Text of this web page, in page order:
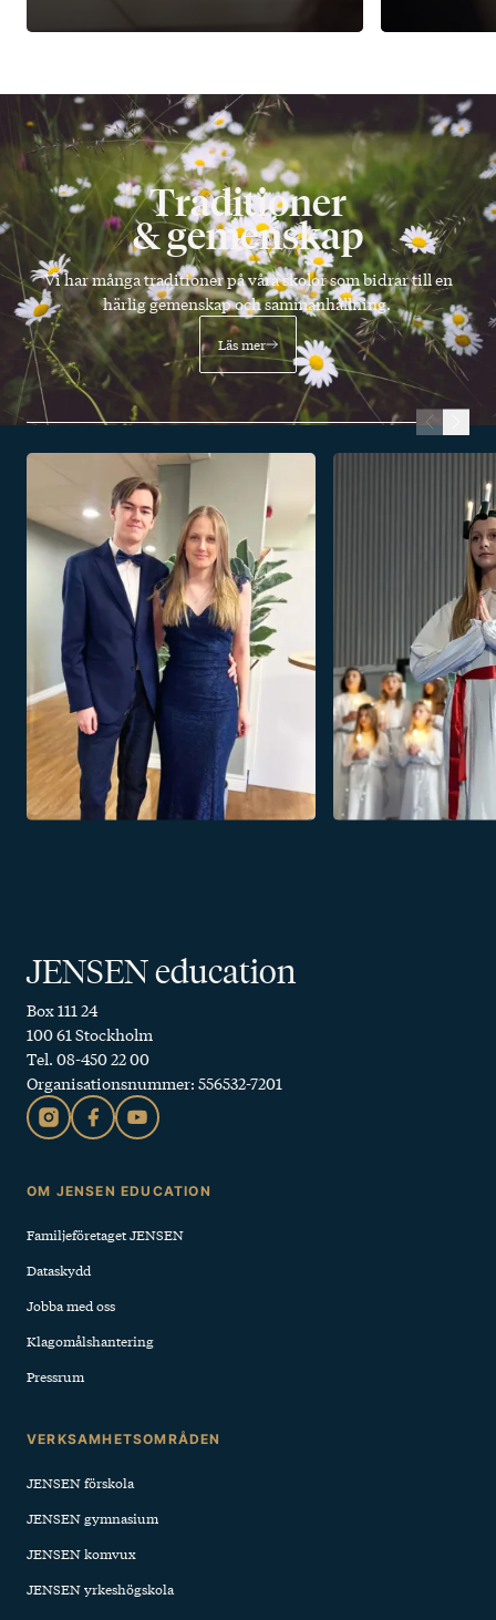
Traditioner
& gemenskap
Vi har många traditioner på våra skolor som bidrar till en
härlig gemenskap och sammanhållning.
Läs mer
JENSEN education
Box 111 24
100 61 Stockholm
Tel. 08-450 22 00
Organisationsnummer: 556532-7201
Sidfot
OM JENSEN EDUCATION
Familjeföretaget JENSEN
Dataskydd
Jobba med oss
Klagomålshantering
Pressrum
VERKSAMHETSOMRÅDEN
JENSEN förskola
JENSEN gymnasium
JENSEN komvux
JENSEN yrkeshögskola